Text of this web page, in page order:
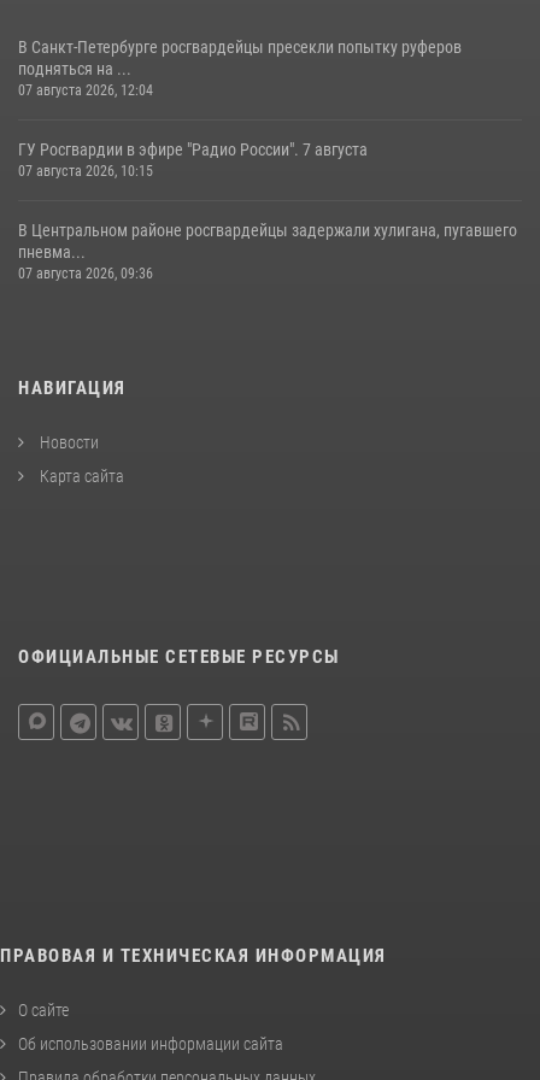
В Санкт-Петербурге росгвардейцы пресекли попытку руферов
подняться на ...
07 августа 2026, 12:04
ГУ Росгвардии в эфире "Радио России". 7 августа
07 августа 2026, 10:15
В Центральном районе росгвардейцы задержали хулигана, пугавшего
пневма...
07 августа 2026, 09:36
НАВИГАЦИЯ
Новости
Карта сайта
ОФИЦИАЛЬНЫЕ СЕТЕВЫЕ РЕСУРСЫ
ПРАВОВАЯ И ТЕХНИЧЕСКАЯ ИНФОРМАЦИЯ
О сайте
Об использовании информации сайта